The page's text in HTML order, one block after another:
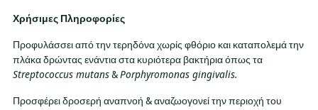
Χρήσιμες Πληροφορίες
Προφυλάσσει από την τερηδόνα χωρίς φθόριο και καταπολεμά την
πλάκα δρώντας ενάντια στα κυριότερα βακτήρια όπως τα
Streptococcus mutans&Porphyromonas gingivalis.
Προσφέρει δροσερή αναπνοή & αναζωογονεί την περιοχή του